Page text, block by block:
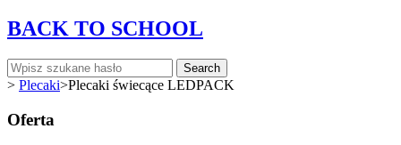
BACK TO SCHOOL
Search
> Plecaki>Plecaki świecące LEDPACK
Oferta